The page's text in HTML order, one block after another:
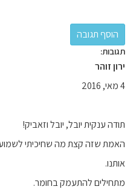
תגובות:
ירון זוהר
4 מאי, 2016
תודה ענקית יובל, יובל וזאביק!
האמת שזה קצת מה שחיכיתי לשמוע
אותנו.
מתחילים להתעמק בחומר.